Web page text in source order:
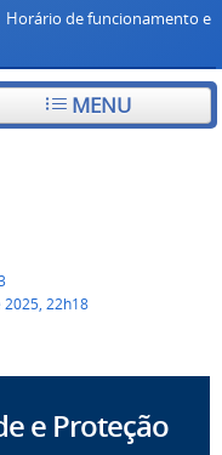
Horário de funcionamento e
MENU
2025, 22h18
e Proteção